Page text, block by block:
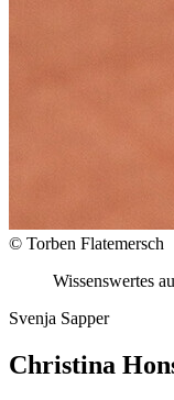
© Torben Flatemersch
Wissenswertes
Svenja Sapper
Christina